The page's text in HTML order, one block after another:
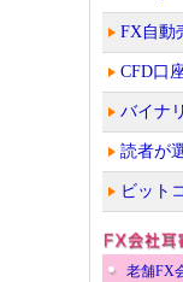
FX自動
CFD口
バイナ
読者が
ビット
老舗FX